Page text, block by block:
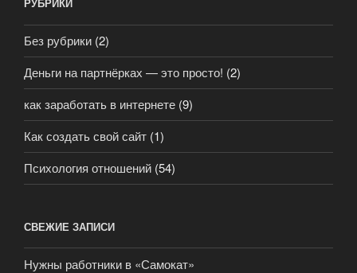
РУБРИКИ
Без рубрики (2)
Деньги на партнёрках — это просто! (2)
как заработать в интернете (9)
Как создать свой сайт (1)
Психология отношений (54)
СВЕЖИЕ ЗАПИСИ
Нужны работники в «Самокат»